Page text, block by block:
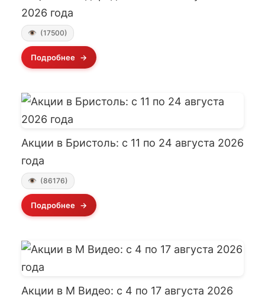
2026 года
(17500)
Подробнее
Акции в Бристоль: с 11 по 24 августа 2026
года
(86176)
Подробнее
Акции в М Видео: с 4 по 17 августа 2026